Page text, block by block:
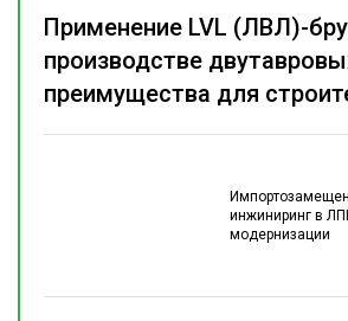
инжиниринг в
модернизации
Применение LVL (ЛВЛ)-
производстве
преимущества для